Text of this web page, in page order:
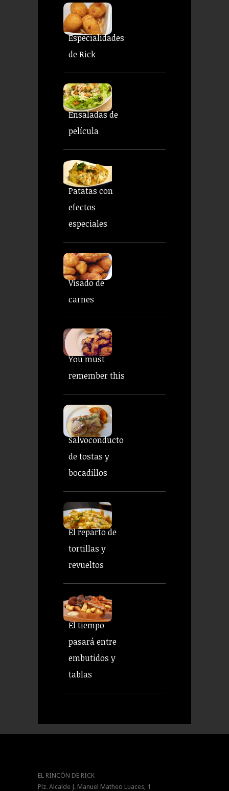
Especialidades
de Rick
Ensaladas de
película
Patatas con
efectos
especiales
Visado de
carnes
You must
remember this
Salvoconducto
de tostas y
bocadillos
El reparto de
tortillas y
revueltos
El tiempo
pasará entre
embutidos y
tablas
EL RINCÓN DE RICK
Plz. Alcalde J. Manuel Matheo Luaces, 1